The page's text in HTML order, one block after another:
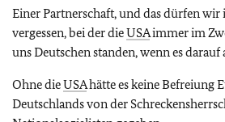
Einer Partnerschaft, und das dürfen
vergessen, bei der dieUSAimmer im
uns Deutschen standen, wenn es darauf
Ohne dieUSAhätte es keine Befreiung
Deutschlands von der